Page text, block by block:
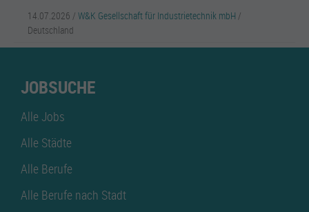
14.07.2026 / W&K Gesellschaft für Industrietechnik mbH /
Deutschland
JOBSUCHE
Alle Jobs
Alle Städte
Alle Berufe
Alle Berufe nach Stadt